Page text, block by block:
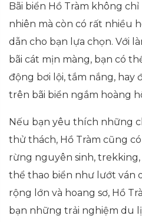
Bãi biển Hồ Tràm không
nhiên mà còn có rất nhiều
dẫn cho bạn lựa chọn. Với
bãi cát mịn màng, bạn có
động bơi lội, tắm nắng, hay
trên bãi biển ngắm hoàng
Nếu bạn yêu thích những
thử thách, Hồ Tràm cũng
rừng nguyên sinh,
thể thao biển như lướt ván
rộng lớn và hoang sơ, Hồ
bạn những trải nghiệm du